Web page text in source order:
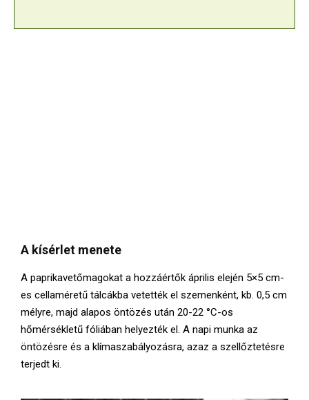
A kísérlet menete
A paprikavetőmagokat a hozzáértők április elején 5×5 cm-
es cellaméretű tálcákba vetették el szemenként, kb. 0,5 cm
mélyre, majd alapos öntözés után 20-22 °C-os
hőmérsékletű fóliában helyezték el. A napi munka az
öntözésre és a klímaszabályozásra, azaz a szellőztetésre
terjedt ki.